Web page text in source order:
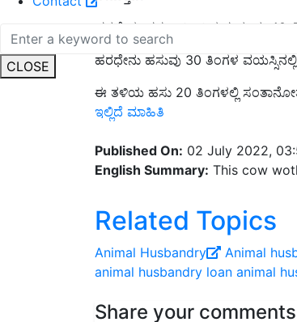
CLOSE
ಹರಧೇನು ಹಸು ಇಡೀ ದಿನ ಸುಮಾರು 40-
ಹರಧೇನು ಹಸುವು 30 ತಿಂಗಳ ವಯಸ್ಸಿನಲ್ಲಿ
ಈ ತಳಿಯ ಹಸು 20 ತಿಂಗಳಲ್ಲಿ
ಇಲ್ಲಿದೆ ಮಾಹಿತಿ
English Summary:This cow
Related Topics
Animal Husbandry Animal
animal husbandry loan animal